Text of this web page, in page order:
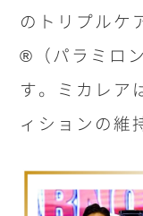
のトリプルケ
®（パラミロ
す。ミカレア
ィションの維